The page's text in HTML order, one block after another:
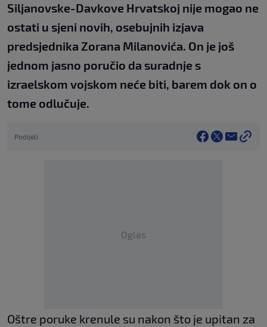
Siljanovske-Davkove Hrvatskoj nije mogao ne
ostati u sjeni novih, osebujnih izjava
predsjednika Zorana Milanovića. On je još
jednom jasno poručio da suradnje s
izraelskom vojskom neće biti, barem dok on o
tome odlučuje.
Podijeli
Oglas
Oštre poruke krenule su nakon što je upitan za